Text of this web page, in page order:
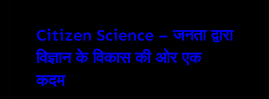
Citizen Science – जनता द्वारा
विज्ञान के विकास की ओर एक
कदम